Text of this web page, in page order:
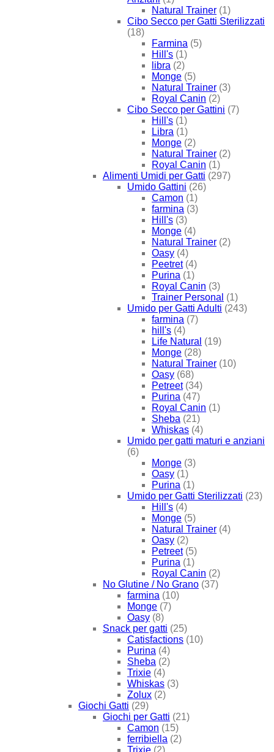
Natural Trainer (1)
Cibo Secco per Gatti Sterilizzati
(18)
Farmina (5)
Hill's (1)
libra (2)
Monge (5)
Natural Trainer (3)
Royal Canin (2)
Cibo Secco per Gattini (7)
Hill's (1)
Libra (1)
Monge (2)
Natural Trainer (2)
Royal Canin (1)
Alimenti Umidi per Gatti (297)
Umido Gattini (26)
Camon (1)
farmina (3)
Hill's (3)
Monge (4)
Natural Trainer (2)
Oasy (4)
Peetret (4)
Purina (1)
Royal Canin (3)
Trainer Personal (1)
Umido per Gatti Adulti (243)
farmina (7)
hill's (4)
Life Natural (19)
Monge (28)
Natural Trainer (10)
Oasy (68)
Petreet (34)
Purina (47)
Royal Canin (1)
Sheba (21)
Whiskas (4)
Umido per gatti maturi e anziani
(6)
Monge (3)
Oasy (1)
Purina (1)
Umido per Gatti Sterilizzati (23)
Hill's (4)
Monge (5)
Natural Trainer (4)
Oasy (2)
Petreet (5)
Purina (1)
Royal Canin (2)
No Glutine / No Grano (37)
farmina (10)
Monge (7)
Oasy (8)
Snack per gatti (25)
Catisfactions (10)
Purina (4)
Sheba (2)
Trixie (4)
Whiskas (3)
Zolux (2)
Giochi Gatti (29)
Giochi per Gatti (21)
Camon (15)
ferribiella (2)
Trixie (2)